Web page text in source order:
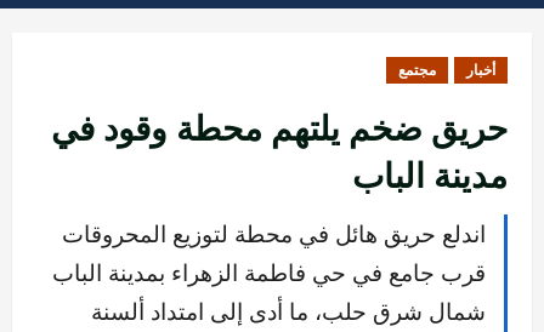
أخبار مجتمع
حريق ضخم يلتهم محطة وقود في
مدينة الباب
اندلع حريق هائل في محطة لتوزيع المحروقات
قرب جامع في حي فاطمة الزهراء بمدينة الباب
شمال شرق حلب، ما أدى إلى امتداد ألسنة